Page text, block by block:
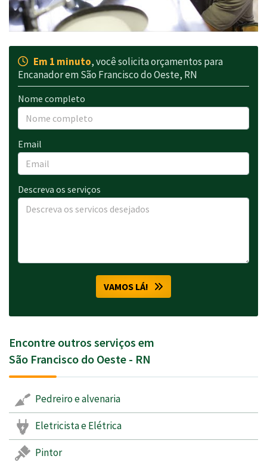
Em 1 minuto, você solicita orçamentos para
Encanador em São Francisco do Oeste, RN
Nome completo
Email
Descreva os serviços
VAMOS LÁ!
Encontre outros serviços em
São Francisco do Oeste - RN
Pedreiro e alvenaria
Eletricista e Elétrica
Pintor